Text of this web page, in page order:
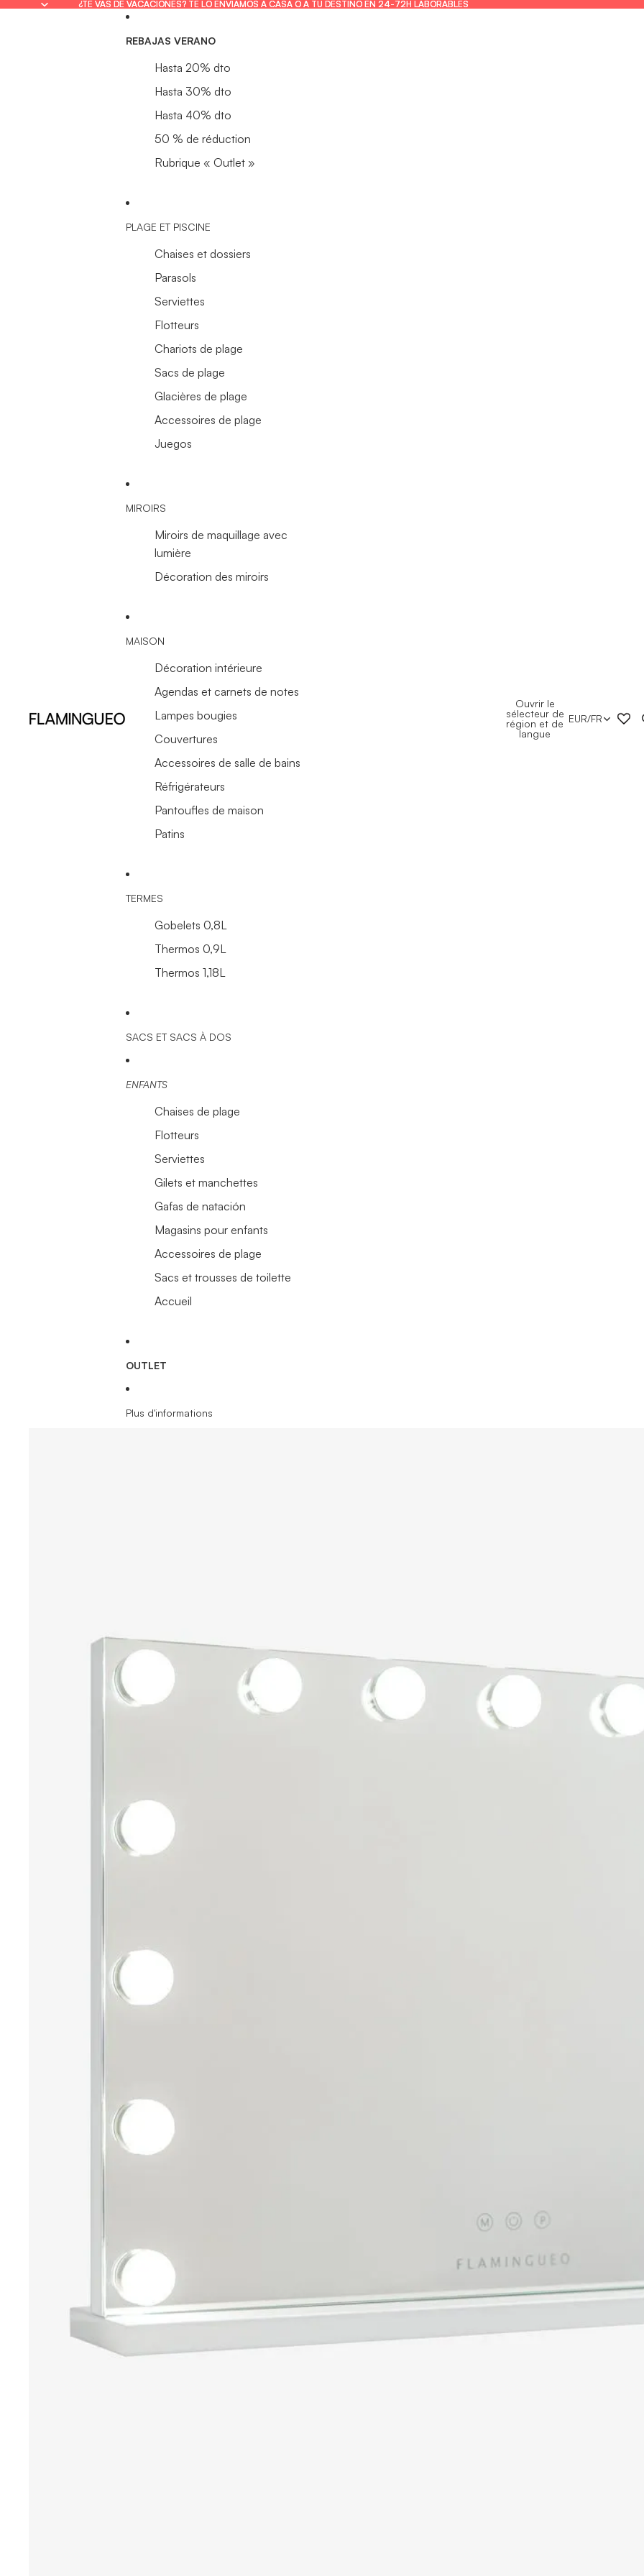
¿TE VAS DE VACACIONES? TE LO ENVIAMOS A CASA O A TU DESTINO EN 24-72H LABORABLES
¿TE VAS DE VACACIONES? TE LO ENVIAMOS A CASA O A TU DESTINO EN 24-72H LABORABLES
REBAJAS VERANO
Hasta 20% dto
Hasta 30% dto
Hasta 40% dto
50 % de réduction
Rubrique « Outlet »
PLAGE ET PISCINE
Chaises et dossiers
Parasols
Serviettes
Flotteurs
Chariots de plage
Sacs de plage
Glacières de plage
Accessoires de plage
Juegos
MIROIRS
Miroirs de maquillage avec
lumière
Décoration des miroirs
MAISON
Décoration intérieure
Agendas et carnets de notes
Lampes bougies
Couvertures
Accessoires de salle de bains
Réfrigérateurs
Pantoufles de maison
Patins
TERMES
Gobelets 0,8L
Thermos 0,9L
Thermos 1,18L
SACS ET SACS À DOS
ENFANTS
Chaises de plage
Flotteurs
Serviettes
Gilets et manchettes
Gafas de natación
Magasins pour enfants
Accessoires de plage
Sacs et trousses de toilette
Accueil
OUTLET
Plus d'informations
Ouvrir le
sélecteur de
région et de
langue
EUR/FR